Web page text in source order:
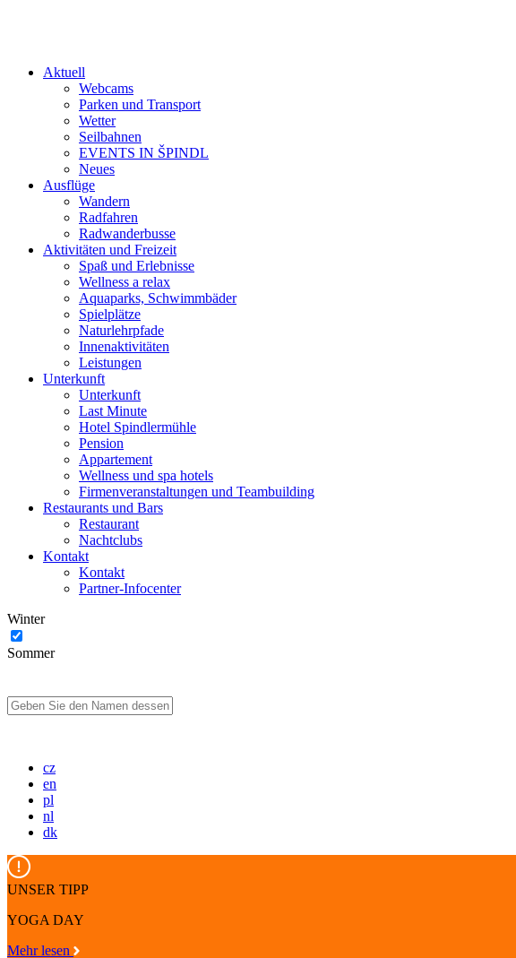
Aktuell
Webcams
Parken und Transport
Wetter
Seilbahnen
EVENTS IN ŠPINDL
Neues
Ausflüge
Wandern
Radfahren
Radwanderbusse
Aktivitäten und Freizeit
Spaß und Erlebnisse
Wellness a relax
Aquaparks, Schwimmbäder
Spielplätze
Naturlehrpfade
Innenaktivitäten
Leistungen
Unterkunft
Unterkunft
Last Minute
Hotel Spindlermühle
Pension
Appartement
Wellness und spa hotels
Firmenveranstaltungen und Teambuilding
Restaurants und Bars
Restaurant
Nachtclubs
Kontakt
Kontakt
Partner-Infocenter
Winter
Sommer
cz
en
pl
nl
dk
UNSER TIPP
YOGA DAY
Mehr lesen